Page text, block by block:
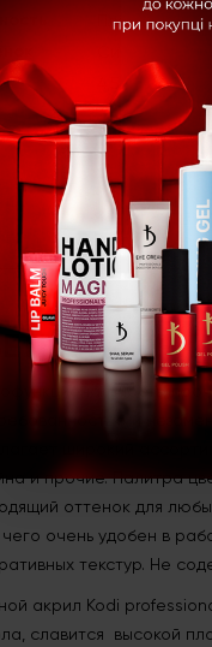
Плотные
4,5 г.
и
широкий
и прочие. Палитра
оттенок для
очень удобен в
текстур. Не
акрил Kodi
славится высокой